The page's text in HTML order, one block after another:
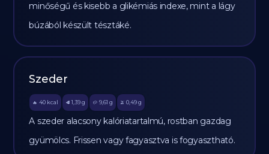
minőségű és kisebb a glikémiás indexe, mint a lágy
búzából készült tésztáké.
Szeder
🔥 40 kcal 🥩 1,39 g 🥔 9,61 g 🫒 0,49 g
A szeder alacsony kalóriatartalmú, rostban gazdag
gyümölcs. Frissen vagy fagyasztva is fogyasztható.